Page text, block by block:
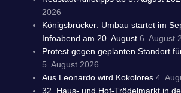
2026
Königsbrücker: Umbau startet im
Infoabend am 20. August 6. August
Protest gegen geplanten Standort
5. August 2026
Aus Leonardo wird Kokolores 4.
32. Haus- und Hof-Trödelmarkt in